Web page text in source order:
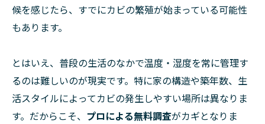
候を感じたら、すでにカビの繁殖が始まっている可能性
もあります。
とはいえ、普段の生活のなかで温度・湿度を常に管理す
るのは難しいのが現実です。特に家の構造や築年数、生
活スタイルによってカビの発生しやすい場所は異なりま
す。だからこそ、 プロによる無料調査がカギとなりま